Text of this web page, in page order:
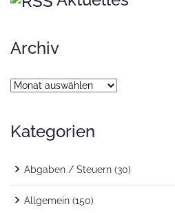
Archiv
Archiv
Kategorien
Abgaben / Steuern (30)
Allgemein (150)